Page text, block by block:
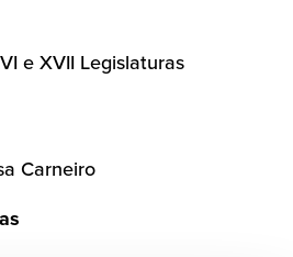
e XVII Legislaturas
Carneiro